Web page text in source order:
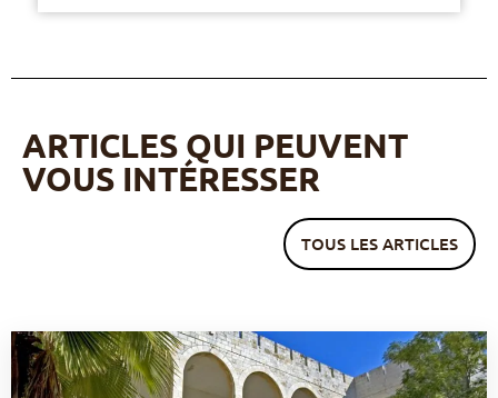
ARTICLES QUI PEUVENT
VOUS INTÉRESSER
TOUS LES ARTICLES